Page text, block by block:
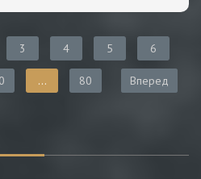
3 4 5 6
... 80 Вперед